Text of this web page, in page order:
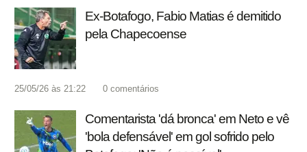
Ex-Botafogo, Fabio Matias é demitido
pela Chapecoense
25/05/26 às 21:22 0 comentários
Comentarista 'dá bronca' em Neto e vê
'bola defensável' em gol sofrido pelo